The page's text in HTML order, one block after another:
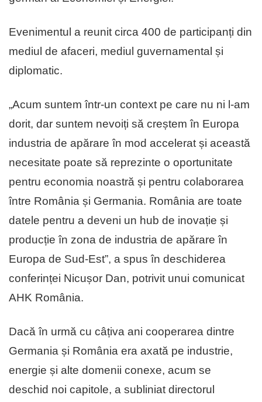
Evenimentul a reunit circa 400 de participanți din
mediul de afaceri, mediul guvernamental și
diplomatic.
„Acum suntem într-un context pe care nu ni l-am
dorit, dar suntem nevoiți să creștem în Europa
industria de apărare în mod accelerat și această
necesitate poate să reprezinte o oportunitate
pentru economia noastră și pentru colaborarea
între România și Germania. România are toate
datele pentru a deveni un hub de inovație și
producție în zona de industria de apărare în
Europa de Sud-Est”, a spus în deschiderea
conferinței Nicușor Dan, potrivit unui comunicat
AHK România.
Dacă în urmă cu câțiva ani cooperarea dintre
Germania și România era axată pe industrie,
energie și alte domenii conexe, acum se
deschid noi capitole, a subliniat directorul